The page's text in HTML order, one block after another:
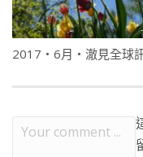
2017・6月・澈見全球